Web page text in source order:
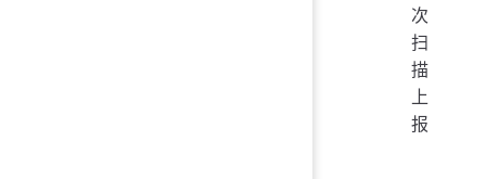
次
扫
描
上
报